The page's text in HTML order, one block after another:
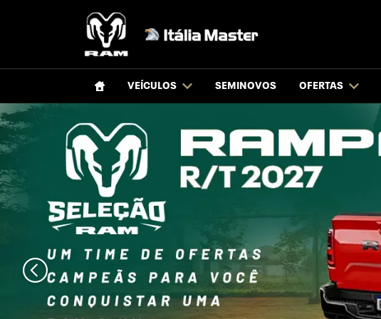
VEÍCULOS SEMINOVOS OFERTAS